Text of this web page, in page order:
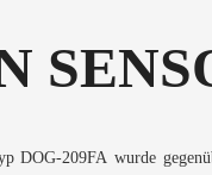
DOG-209FA wurde